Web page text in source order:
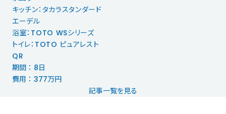
キッチン：タカラスタンダード
エーデル
浴室：TOTO WSシリーズ
トイレ：TOTO ピュアレスト
QR
期間 ： 8日
費用 ： 377万円
記事一覧を見る